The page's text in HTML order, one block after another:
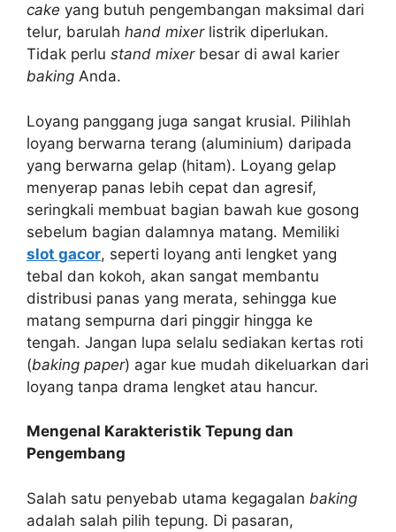
cake yang butuh pengembangan maksimal dari
telur, barulah hand mixerlistrik diperlukan.
Tidak perlu stand mixerbesar di awal karier
baking Anda.
Loyang panggang juga sangat krusial. Pilihlah
loyang berwarna terang (aluminium) daripada
yang berwarna gelap (hitam). Loyang gelap
menyerap panas lebih cepat dan agresif,
seringkali membuat bagian bawah kue gosong
sebelum bagian dalamnya matang. Memiliki
slot gacor, seperti loyang anti lengket yang
tebal dan kokoh, akan sangat membantu
distribusi panas yang merata, sehingga kue
matang sempurna dari pinggir hingga ke
tengah. Jangan lupa selalu sediakan kertas roti
(baking paper) agar kue mudah dikeluarkan dari
loyang tanpa drama lengket atau hancur.
Mengenal Karakteristik Tepung dan
Pengembang
Salah satu penyebab utama kegagalan baking
adalah salah pilih tepung. Di pasaran,